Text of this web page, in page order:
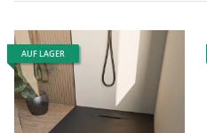
AUF LAGER